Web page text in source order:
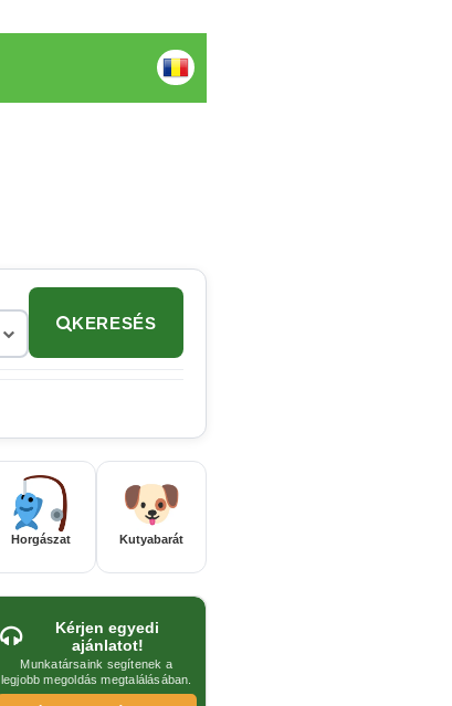
KERESÉS
Horgászat Kutyabarát
Kérjen egyedi
ajánlatot!
Munkatársaink segítenek a
legjobb megoldás megtalálásában.